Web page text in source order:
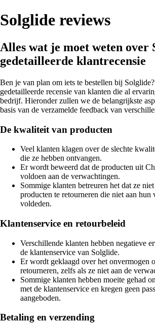
Solglide reviews
Alles wat je moet weten over
gedetailleerde klantrecensie
Ben je van plan om iets te bestellen bij
gedetailleerde recensie van klanten die al
bedrijf. Hieronder zullen we de belangrijkste
basis van de verzamelde feedback van
De kwaliteit van producten
Veel klanten klagen over de slechte
die ze hebben ontvangen.
Er wordt beweerd dat de producten uit
voldoen aan de verwachtingen.
Sommige klanten betreuren het dat ze
producten te retourneren die niet aan hun
voldeden.
Klantenservice en retourbeleid
Verschillende klanten hebben negatieve
de klantenservice van Solglide.
Er wordt geklaagd over het onvermogen
retourneren, zelfs als ze niet aan de
Sommige klanten hebben moeite gehad
met de klantenservice en kregen geen
aangeboden.
Betaling en verzending